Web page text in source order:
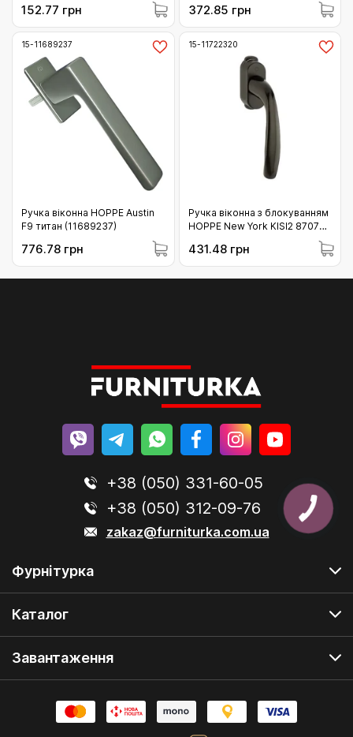
152.77 грн 372.85 грн
15-11689237
Ручка віконна HOPPE Austin
F9 титан (11689237)
776.78 грн
15-11722320
Ручка віконна з блокуванням
HOPPE New York KISI2 8707
431.48 грн
+38 (050) 331-60-05
+38 (050) 312-09-76
zakaz@furniturka.com.ua
Фурнітурка
Каталог
Завантаження